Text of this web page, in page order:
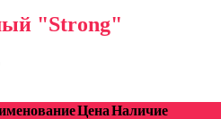
"Strong"
ЦенаНаличие